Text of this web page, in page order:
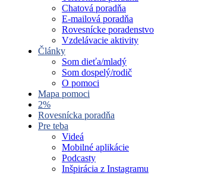
Chatová poradňa
E-mailová poradňa
Rovesnícke poradenstvo
Vzdelávacie aktivity
Články
Som dieťa/mladý
Som dospelý/rodič
O pomoci
Mapa pomoci
2%
Rovesnícka poradňa
Pre teba
Videá
Mobilné aplikácie
Podcasty
Inšpirácia z Instagramu